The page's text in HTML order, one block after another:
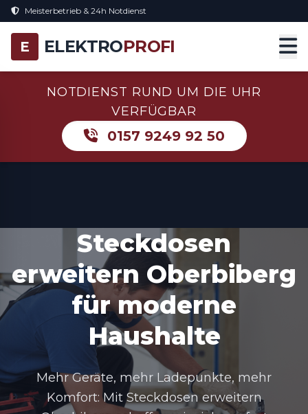
Meisterbetrieb & 24h Notdienst
E ELEKTROPROFI
NOTDIENST RUND UM DIE UHR
VERFÜGBAR
0157 9249 92 50
Steckdosen
erweitern Oberbiberg
für moderne
Haushalte
Mehr Geräte, mehr Ladepunkte, mehr
Komfort: Mit Steckdosen erweitern